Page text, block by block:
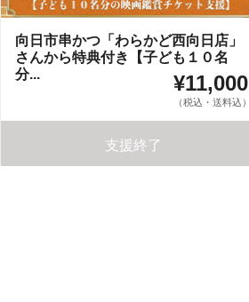
向日市串かつ「わらかど西向日店」
さんから特典付き【子ども１０名
分...
¥11,000
（税込・送料込）
支援終了